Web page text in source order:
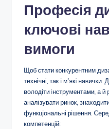
Професія
ключові
вимоги
Щоб стати конкурентним
технічні, так і м’які
володіти інструментами, а й
аналізувати ринок,
функціональні рішення.
компетенцій: